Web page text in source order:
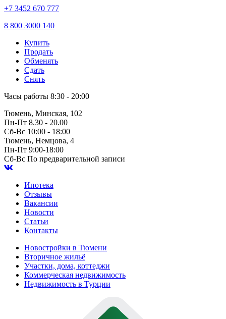
+7 3452 670 777
8 800 3000 140
Купить
Продать
Обменять
Сдать
Снять
Часы работы 8:30 - 20:00
Тюмень, Минская, 102
Пн-Пт 8.30 - 20.00
Сб-Вс 10:00 - 18:00
Тюмень, Немцова, 4
Пн-Пт 9:00-18:00
Сб-Вс По предварительной записи
Ипотека
Отзывы
Вакансии
Новости
Статьи
Контакты
Новостройки в Тюмени
Вторичное жильё
Участки, дома, коттеджи
Коммерческая недвижимость
Недвижимость в Турции